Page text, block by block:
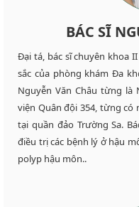
BÁC SĨ
Đại tá, bác sĩ chuyên khoa
sắc của phòng khám Đa
Nguyễn Văn Châu từng là
viện Quân đội 354, từng có
tại quần đảo Trường Sa.
điều trị các bệnh lý ở hậu
polyp hậu môn..